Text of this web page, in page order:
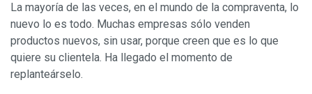
La mayoría de las veces, en el mundo de la compraventa, lo
nuevo lo es todo. Muchas empresas sólo venden
productos nuevos, sin usar, porque creen que es lo que
quiere su clientela. Ha llegado el momento de
replanteárselo.